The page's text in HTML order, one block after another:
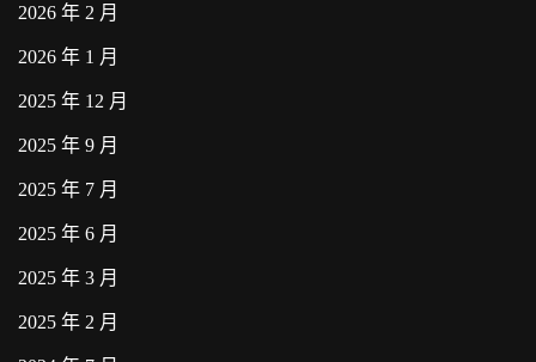
2026 年 2 月
2026 年 1 月
2025 年 12 月
2025 年 9 月
2025 年 7 月
2025 年 6 月
2025 年 3 月
2025 年 2 月